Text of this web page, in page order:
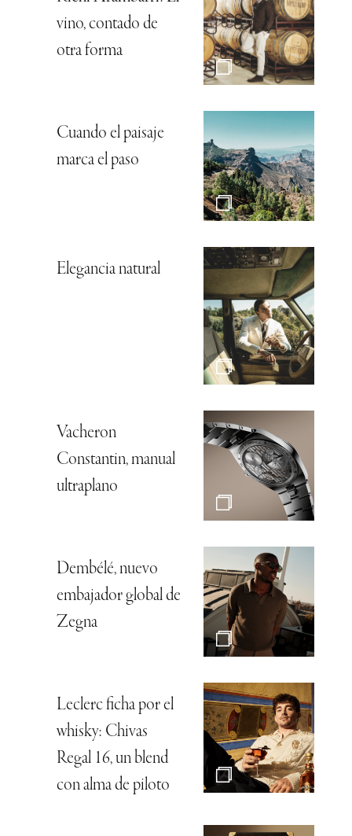
vino, contado de
otra forma
Cuando el paisaje
marca el paso
Elegancia natural
Vacheron
Constantin, manual
ultraplano
Dembélé, nuevo
embajador global de
Zegna
Leclerc ficha por el
whisky: Chivas
Regal 16, un blend
con alma de piloto